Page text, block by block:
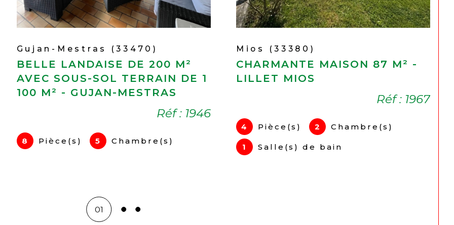
Mios (33380)
CHARMANTE MAISON 87 M² -
LILLET MIOS
Réf : 1967
Salle(s) de bain
Gujan-Mestras (33470)
CHARMANTE MAISON 155 M² -
MEYRAN
Réf : 1970
6 Pièce(s) 4 Chambre(s)
02